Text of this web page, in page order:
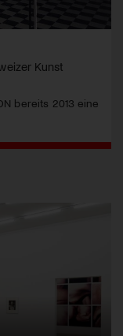
Kunst
bereits 2013 eine